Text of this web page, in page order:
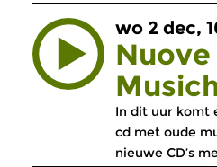
wo 2 dec,
Nuove
In dit uur komt
cd met oude
nieuwe CD’s